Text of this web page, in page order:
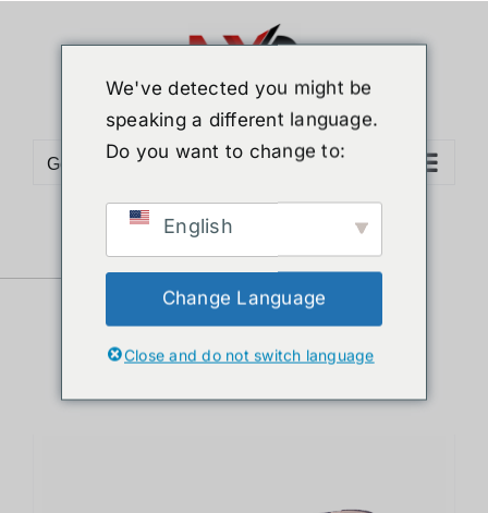
Go to...
Sort byDate
Show12 Products
We've detected you might be
speaking a different language.
Do you want to change to:
English
Change Language
Close and do not switch language